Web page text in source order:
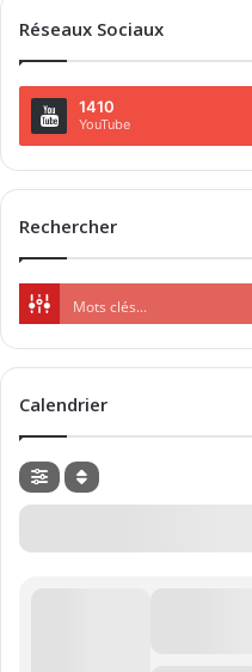
Réseaux Sociaux
1410
YouTube
Rechercher
Calendrier